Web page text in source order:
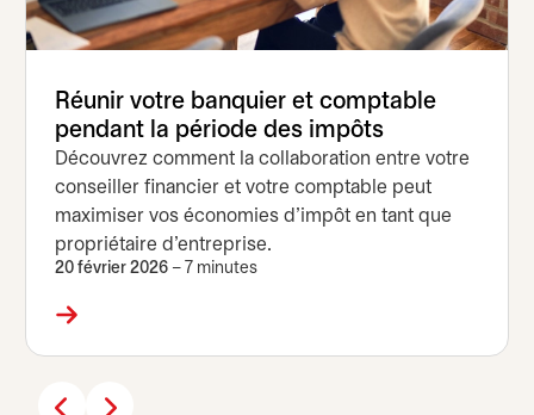
Réunir votre banquier et comptable
pendant la période des impôts
Découvrez comment la collaboration entre votre
conseiller financier et votre comptable peut
maximiser vos économies d’impôt en tant que
propriétaire d’entreprise.
20 février 2026 – 7 minutes